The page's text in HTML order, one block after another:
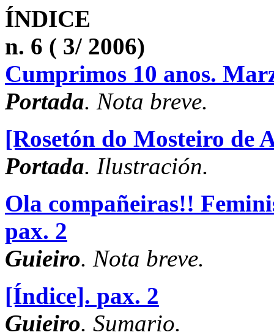
ÍNDICE
n. 6 ( 3/ 2006)
Cumprimos 10 anos.
Portada. Nota breve.
[Rosetón do Mosteiro de
Portada. Ilustración.
Ola compañeiras!!
pax. 2
Guieiro. Nota breve.
[Índice]. pax. 2
Guieiro. Sumario.